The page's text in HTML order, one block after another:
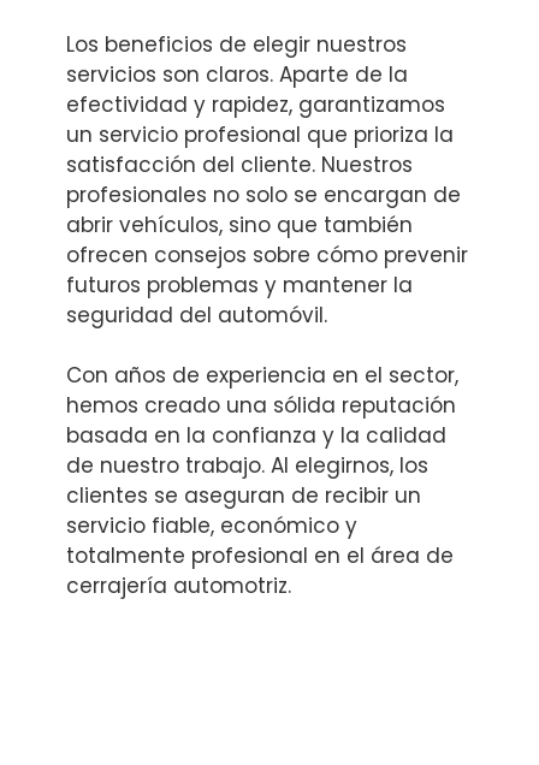
Los beneficios de elegir nuestros
servicios son claros. Aparte de la
efectividad y rapidez, garantizamos
un servicio profesional que prioriza la
satisfacción del cliente. Nuestros
profesionales no solo se encargan de
abrir vehículos, sino que también
ofrecen consejos sobre cómo prevenir
futuros problemas y mantener la
seguridad del automóvil.
Con años de experiencia en el sector,
hemos creado una sólida reputación
basada en la confianza y la calidad
de nuestro trabajo. Al elegirnos, los
clientes se aseguran de recibir un
servicio fiable, económico y
totalmente profesional en el área de
cerrajería automotriz.